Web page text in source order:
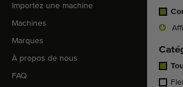
Importez une machine
Machines
Marques
À propos de nous
FAQ